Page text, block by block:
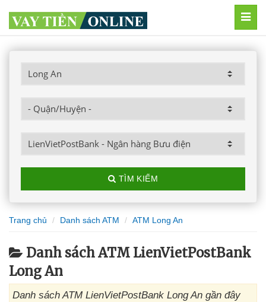
TÌM KIẾM
Trang chủ Danh sách ATM ATM Long An
Danh sách ATM LienVietPostBank
Long An
Danh sách ATM LienVietPostBank Long An gần đây